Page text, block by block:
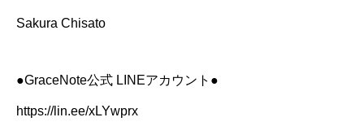
Sakura Chisato
●GraceNote公式 LINEアカウント●
https://lin.ee/xLYwprx